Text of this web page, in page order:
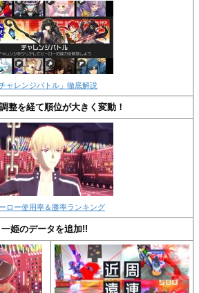
チャレンジバトル」徹底解説
整を経て順位が大きく変動！
ロー使用率＆勝率ランキング
一姫のデータを追加!!